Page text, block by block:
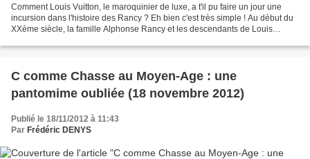
Comment Louis Vuitton, le maroquinier de luxe, a t'il pu faire un jour une
incursion dans l'histoire des Rancy ? Eh bien c'est très simple ! Au début du
XXème siècle, la famille Alphonse Rancy et les descendants de Louis
C comme Chasse au Moyen-Age : une
pantomime oubliée (18 novembre 2012)
Publié le 18/11/2012 à 11:43
Par Frédéric DENYS